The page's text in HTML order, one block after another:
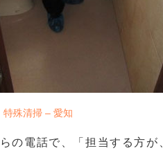
特殊清掃 – 愛知
の電話で、「担当する方